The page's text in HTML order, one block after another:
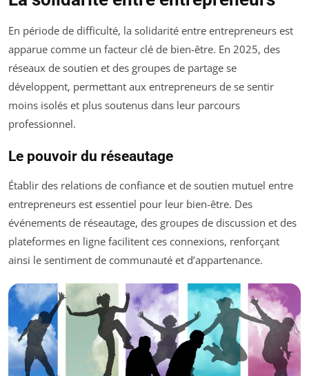
En période de difficulté, la solidarité entre entrepreneurs est
apparue comme un facteur clé de bien-être. En 2025, des
réseaux de soutien et des groupes de partage se
développent, permettant aux entrepreneurs de se sentir
moins isolés et plus soutenus dans leur parcours
professionnel.
Le pouvoir du réseautage
Établir des relations de confiance et de soutien mutuel entre
entrepreneurs est essentiel pour leur bien-être. Des
événements de réseautage, des groupes de discussion et des
plateformes en ligne facilitent ces connexions, renforçant
ainsi le sentiment de communauté et d’appartenance.